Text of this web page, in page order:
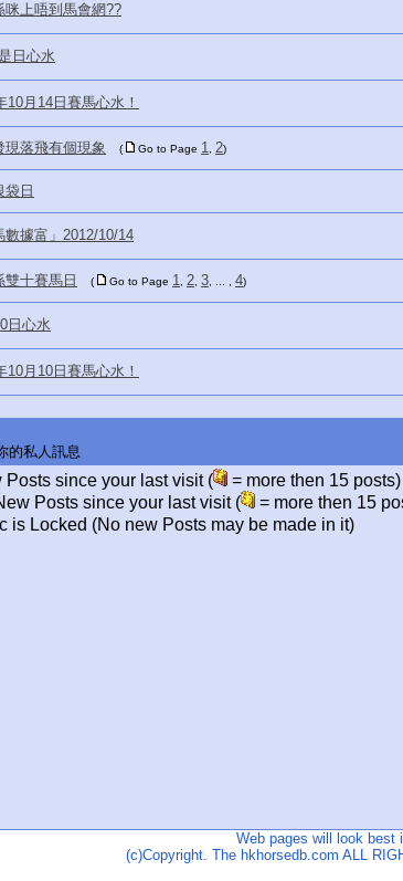
咪上唔到馬會網??
日心水
10月14日賽馬心水！
現落飛有個現象 ( Go to Page 1 2)
袋日
數據富」2012/10/14
雙十賽馬日 ( Go to Page 1 2 3 4)
日心水
10月10日賽馬心水！
的私人訊息
Posts since your last visit (
= more then 15 posts)
Posts since your last visit (
= more then 15
is Locked (No new Posts may be made in it)
Web pages will look best
(c)Copyright. The hkhorsedb.com ALL